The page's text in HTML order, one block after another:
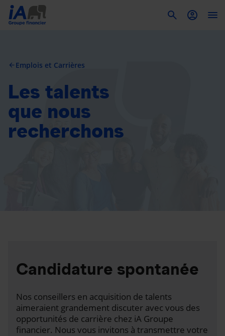
arrow_back Emplois et Carrières
Les talents
que nous
recherchons
Candidature spontanée
Nos conseillers en acquisition de talents
aimeraient grandement discuter avec vous des
opportunités de carrière chez iA Groupe
financier. Nous vous invitons à transmettre votre